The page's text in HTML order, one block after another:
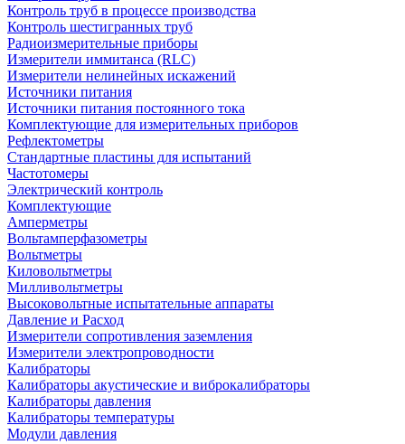
Контроль труб в процессе производства
Контроль шестигранных труб
Радиоизмерительные приборы
Измерители иммитанса (RLC)
Измерители нелинейных искажений
Источники питания
Источники питания постоянного тока
Комплектующие для измерительных приборов
Рефлектометры
Стандартные пластины для испытаний
Частотомеры
Электрический контроль
Комплектующие
Амперметры
Вольтамперфазометры
Вольтметры
Киловольтметры
Милливольтметры
Высоковольтные испытательные аппараты
Давление и Расход
Измерители сопротивления заземления
Измерители электропроводности
Калибраторы
Калибраторы акустические и виброкалибраторы
Калибраторы давления
Калибраторы температуры
Модули давления